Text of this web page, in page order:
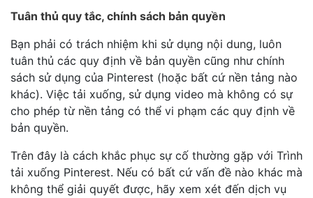
Tuân thủ quy tắc, chính sách bản quyền
Bạn phải có trách nhiệm khi sử dụng nội dung, luôn
tuân thủ các quy định về bản quyền cũng như chính
sách sử dụng của Pinterest (hoặc bất cứ nền tảng nào
khác). Việc tải xuống, sử dụng video mà không có sự
cho phép từ nền tảng có thể vi phạm các quy định về
bản quyền.
Trên đây là cách khắc phục sự cố thường gặp với Trình
tải xuống Pinterest. Nếu có bất cứ vấn đề nào khác mà
không thể giải quyết được, hãy xem xét đến dịch vụ